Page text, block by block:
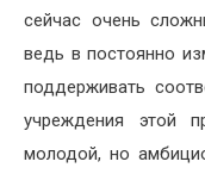
сейчас очень
ведь в постоянно
поддерживать
учреждения этой
молодой, но